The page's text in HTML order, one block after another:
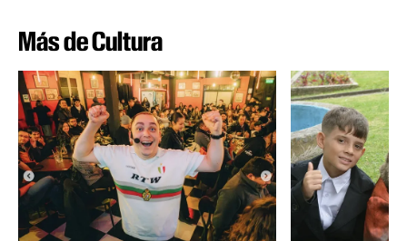
Más de Cultura